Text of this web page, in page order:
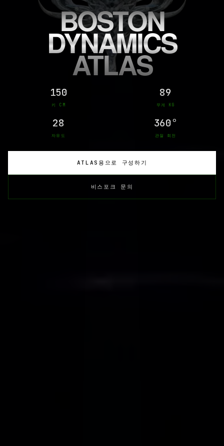
BOSTON
DYNAMICS
ATLAS
150
키 CM
89
무게 KG
28
자유도
360°
관절 회전
ATLAS용으로 구성하기
비스포크 문의